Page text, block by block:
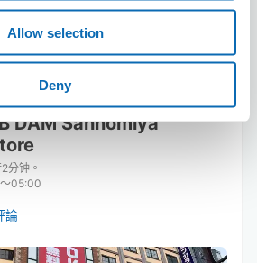
Allow selection
Deny
預約此店舖
DAM Sannomiya
分钟。
05:00
論